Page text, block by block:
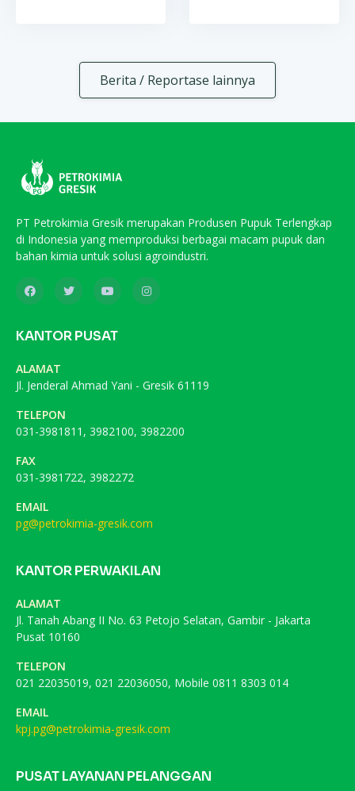
Berita / Reportase lainnya
PT Petrokimia Gresik merupakan Produsen Pupuk Terlengkap
di Indonesia yang memproduksi berbagai macam pupuk dan
bahan kimia untuk solusi agroindustri.
KANTOR PUSAT
ALAMAT
Jl. Jenderal Ahmad Yani - Gresik 61119
TELEPON
031-3981811, 3982100, 3982200
FAX
031-3981722, 3982272
EMAIL
pg@petrokimia-gresik.com
KANTOR PERWAKILAN
ALAMAT
Jl. Tanah Abang II No. 63 Petojo Selatan, Gambir - Jakarta
Pusat 10160
TELEPON
021 22035019, 021 22036050, Mobile 0811 8303 014
EMAIL
kpj.pg@petrokimia-gresik.com
PUSAT LAYANAN PELANGGAN